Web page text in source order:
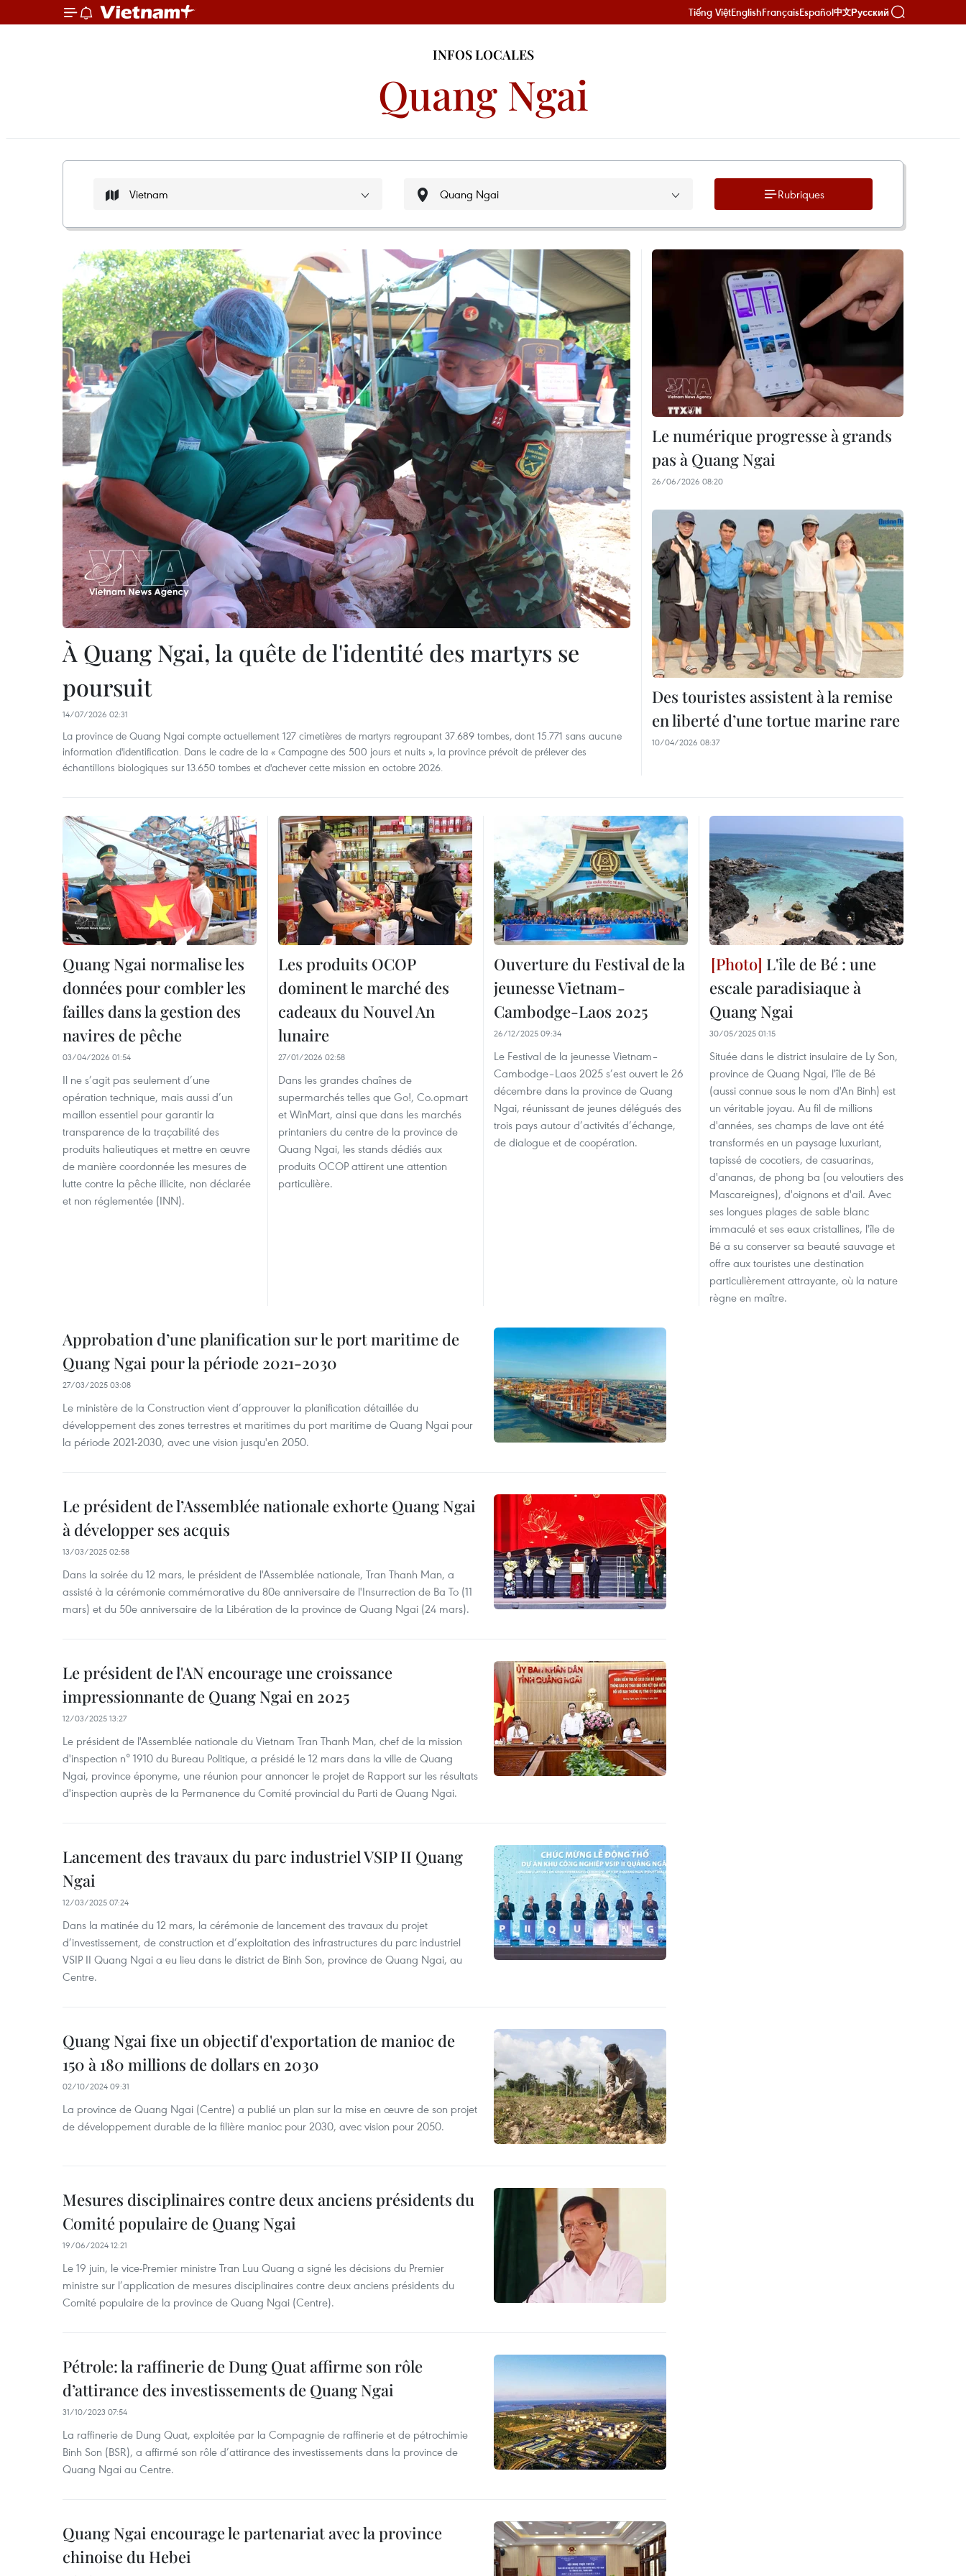
Tiếng ViệtEnglishFrançaisEspañol中文Русский
INFOS LOCALES
Quang Ngai
Rubriques
À Quang Ngai, la quête de l'identité des martyrs se
poursuit
14/07/2026 02:31
La province de Quang Ngai compte actuellement 127 cimetières de martyrs regroupant 37.689 tombes, dont 15.771 sans aucune
information d'identification. Dans le cadre de la « Campagne des 500 jours et nuits », la province prévoit de prélever des
échantillons biologiques sur 13.650 tombes et d'achever cette mission en octobre 2026.
Le numérique progresse à grands
pas à Quang Ngai
26/06/2026 08:20
Des touristes assistent à la remise
en liberté d’une tortue marine rare
10/04/2026 08:37
Quang Ngai normalise les
données pour combler les
failles dans la gestion des
navires de pêche
03/04/2026 01:54
Il ne s’agit pas seulement d’une
opération technique, mais aussi d’un
maillon essentiel pour garantir la
transparence de la traçabilité des
produits halieutiques et mettre en œuvre
de manière coordonnée les mesures de
lutte contre la pêche illicite, non déclarée
et non réglementée (INN).
Les produits OCOP
dominent le marché des
cadeaux du Nouvel An
lunaire
27/01/2026 02:58
Dans les grandes chaînes de
supermarchés telles que Go!, Co.opmart
et WinMart, ainsi que dans les marchés
printaniers du centre de la province de
Quang Ngai, les stands dédiés aux
produits OCOP attirent une attention
particulière.
Ouverture du Festival de la
jeunesse Vietnam-
Cambodge-Laos 2025
26/12/2025 09:34
Le Festival de la jeunesse Vietnam–
Cambodge–Laos 2025 s’est ouvert le 26
décembre dans la province de Quang
Ngai, réunissant de jeunes délégués des
trois pays autour d’activités d’échange,
de dialogue et de coopération.
L'île de Bé : une
escale paradisiaque à
Quang Ngai
30/05/2025 01:15
Située dans le district insulaire de Ly Son,
province de Quang Ngai, l'île de Bé
(aussi connue sous le nom d'An Binh) est
un véritable joyau. Au fil de millions
d'années, ses champs de lave ont été
transformés en un paysage luxuriant,
tapissé de cocotiers, de casuarinas,
d'ananas, de phong ba (ou veloutiers des
Mascareignes), d'oignons et d'ail. Avec
ses longues plages de sable blanc
immaculé et ses eaux cristallines, l'île de
Bé a su conserver sa beauté sauvage et
offre aux touristes une destination
particulièrement attrayante, où la nature
règne en maître.
Approbation d’une planification sur le port maritime de
Quang Ngai pour la période 2021-2030
27/03/2025 03:08
Le ministère de la Construction vient d’approuver la planification détaillée du
développement des zones terrestres et maritimes du port maritime de Quang Ngai pour
la période 2021-2030, avec une vision jusqu'en 2050.
Le président de l’Assemblée nationale exhorte Quang Ngai
à développer ses acquis
13/03/2025 02:58
Dans la soirée du 12 mars, le président de l'Assemblée nationale, Tran Thanh Man, a
assisté à la cérémonie commémorative du 80e anniversaire de l'Insurrection de Ba To (11
mars) et du 50e anniversaire de la Libération de la province de Quang Ngai (24 mars).
Le président de l'AN encourage une croissance
impressionnante de Quang Ngai en 2025
12/03/2025 13:27
Le président de l'Assemblée nationale du Vietnam Tran Thanh Man, chef de la mission
d'inspection n° 1910 du Bureau Politique, a présidé le 12 mars dans la ville de Quang
Ngai, province éponyme, une réunion pour annoncer le projet de Rapport sur les résultats
d'inspection auprès de la Permanence du Comité provincial du Parti de Quang Ngai.
Lancement des travaux du parc industriel VSIP II Quang
Ngai
12/03/2025 07:24
Dans la matinée du 12 mars, la cérémonie de lancement des travaux du projet
d’investissement, de construction et d’exploitation des infrastructures du parc industriel
VSIP II Quang Ngai a eu lieu dans le district de Binh Son, province de Quang Ngai, au
Centre.
Quang Ngai fixe un objectif d'exportation de manioc de
150 à 180 millions de dollars en 2030
02/10/2024 09:31
La province de Quang Ngai (Centre) a publié un plan sur la mise en œuvre de son projet
de développement durable de la filière manioc pour 2030, avec vision pour 2050.
Mesures disciplinaires contre deux anciens présidents du
Comité populaire de Quang Ngai
19/06/2024 12:21
Le 19 juin, le vice-Premier ministre Tran Luu Quang a signé les décisions du Premier
ministre sur l’application de mesures disciplinaires contre deux anciens présidents du
Comité populaire de la province de Quang Ngai (Centre).
Pétrole: la raffinerie de Dung Quat affirme son rôle
d’attirance des investissements de Quang Ngai
31/10/2023 07:54
La raffinerie de Dung Quat, exploitée par la Compagnie de raffinerie et de pétrochimie
Binh Son (BSR), a affirmé son rôle d’attirance des investissements dans la province de
Quang Ngai au Centre.
Quang Ngai encourage le partenariat avec la province
chinoise du Hebei